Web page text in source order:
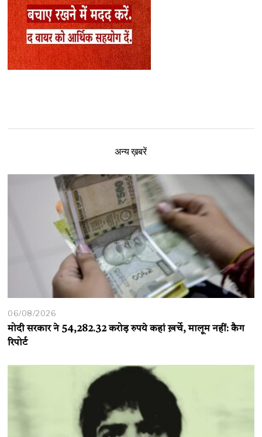
अन्य ख़बरें
06/08/2026
मोदी सरकार ने 54,282.32 करोड़ रुपये कहां ख़र्चे, मालूम नहीं: कैग
रिपोर्ट